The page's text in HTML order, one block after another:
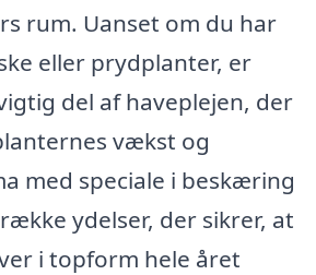
rum. Uanset om du har
eller prydplanter, er
del af haveplejen, der
vækst og
med speciale i beskæring
ydelser, der sikrer, at
i topform hele året